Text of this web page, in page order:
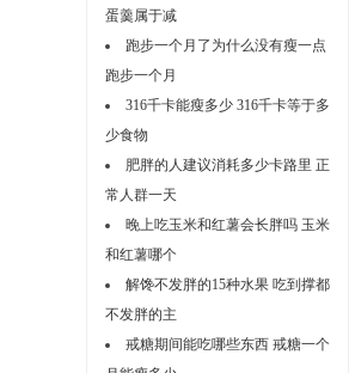
蛋羹属于减
跑步一个月了为什么没有瘦一点
跑步一个月
316千卡能瘦多少 316千卡等于多
少食物
肥胖的人建议消耗多少卡路里 正
常人群一天
晚上吃玉米和红薯会长胖吗 玉米
和红薯哪个
解馋不发胖的15种水果 吃到撑都
不发胖的主
戒糖期间能吃哪些东西 戒糖一个